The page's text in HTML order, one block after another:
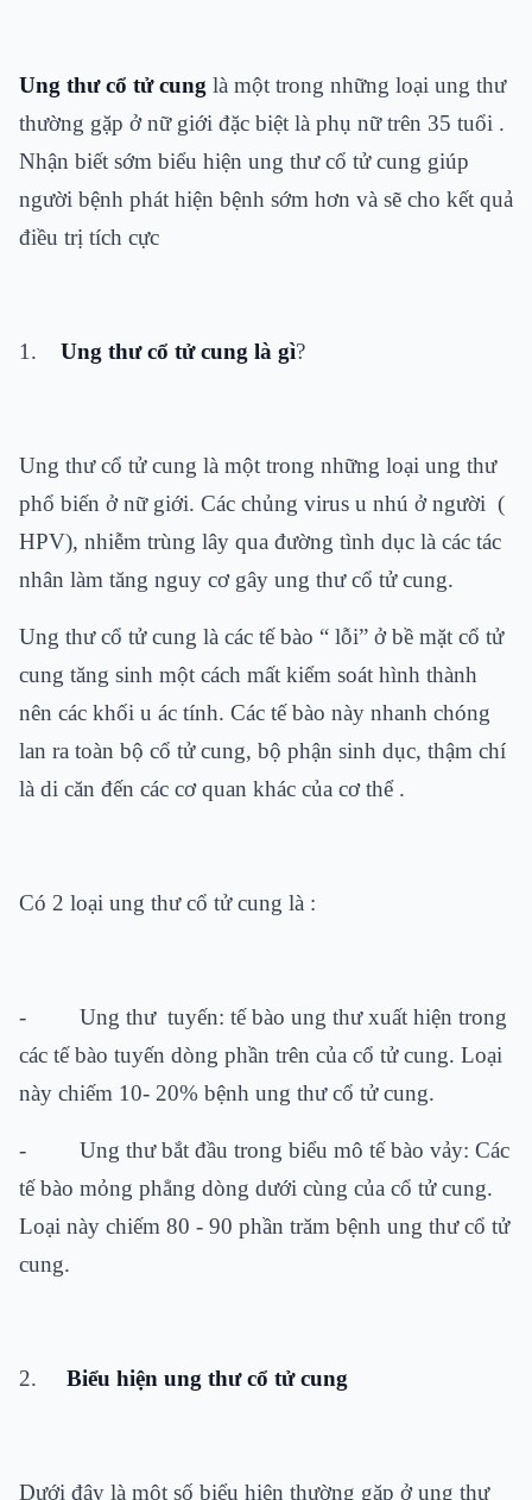
Ung thư cổ tử cung là một trong những loại ung thư
thường gặp ở nữ giới đặc biệt là phụ nữ trên 35 tuổi .
Nhận biết sớm biểu hiện ung thư cổ tử cung giúp
người bệnh phát hiện bệnh sớm hơn và sẽ cho kết quả
điều trị tích cực
1. Ung thư cổ tử cung là gì?
Ung thư cổ tử cung là một trong những loại ung thư
phổ biến ở nữ giới. Các chủng virus u nhú ở người (
HPV), nhiễm trùng lây qua đường tình dục là các tác
nhân làm tăng nguy cơ gây ung thư cổ tử cung.
Ung thư cổ tử cung là các tế bào “ lỗi” ở bề mặt cổ tử
cung tăng sinh một cách mất kiểm soát hình thành
nên các khối u ác tính. Các tế bào này nhanh chóng
lan ra toàn bộ cổ tử cung, bộ phận sinh dục, thậm chí
là di căn đến các cơ quan khác của cơ thể .
Có 2 loại ung thư cổ tử cung là :
- Ung thư tuyến: tế bào ung thư xuất hiện trong
các tế bào tuyến dòng phần trên của cổ tử cung. Loại
này chiếm 10- 20% bệnh ung thư cổ tử cung.
- Ung thư bắt đầu trong biểu mô tế bào vảy: Các
tế bào mỏng phẳng dòng dưới cùng của cổ tử cung.
Loại này chiếm 80 - 90 phần trăm bệnh ung thư cổ tử
cung.
2. Biểu hiện ung thư cổ tử cung
Dưới đây là một số biểu hiện thường gặp ở ung thư